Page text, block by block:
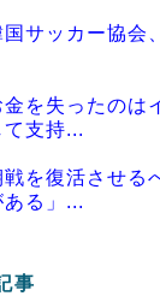
サッカー協会
を失ったのは
支持...
を復活させる
る」...
事